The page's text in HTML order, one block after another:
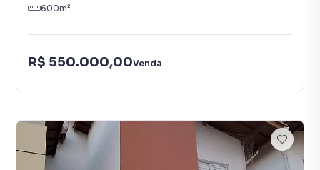
600m²
R$ 550.000,00Venda